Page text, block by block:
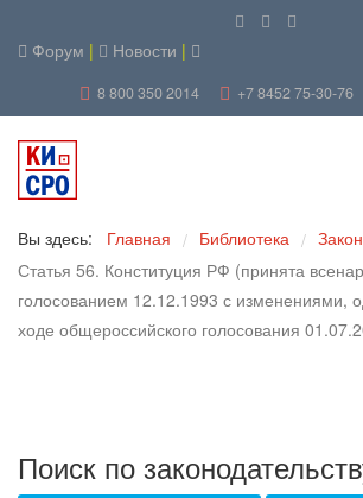
Форум | Новости |
8 800 350 2014 +7 8452 75-30-76
Вы здесь: Главная / Библиотека /
Статья 56. Конституция РФ (принята
голосованием 12.12.1993 с изменениями,
ходе общероссийского голосования
Поиск по